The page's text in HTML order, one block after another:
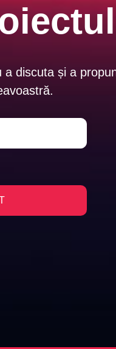
discuta și a